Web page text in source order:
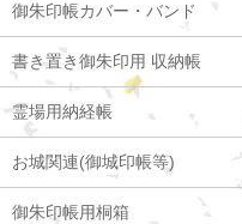
御朱印帳カバー・バンド
書き置き御朱印用 収納帳
霊場用納経帳
お城関連(御城印帳等)
御朱印帳用桐箱